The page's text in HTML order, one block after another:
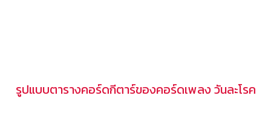
รูปแบบตารางคอร์ดกีตาร์ของคอร์ดเพลง วันละโรค